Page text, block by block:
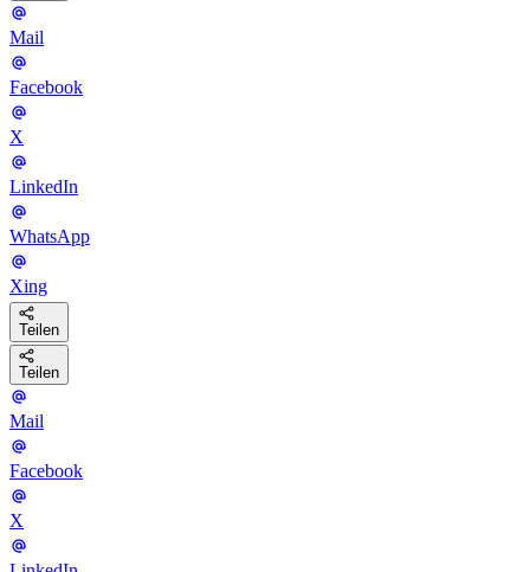
Mail
Facebook
X
LinkedIn
WhatsApp
Xing
Teilen
Teilen
Mail
Facebook
X